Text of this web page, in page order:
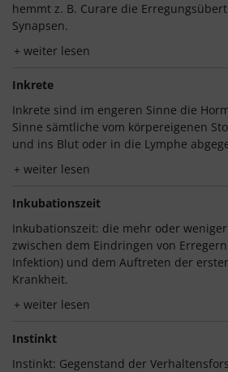
hemmt z. B. Curare die
Synapsen.
weiter lesen
Inkrete
Inkrete sind im engeren Sinne die
Sinne sämtliche vom körpereigenen
und ins Blut oder in die Lymphe
weiter lesen
Inkubationszeit
Inkubationszeit: die mehr oder
zwischen dem Eindringen von
Infektion) und dem Auftreten der
Krankheit.
weiter lesen
Instinkt
Instinkt: Gegenstand der